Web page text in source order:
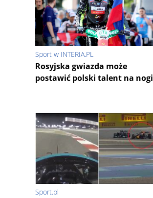
Sport w INTERIA.PL
Rosyjska gwiazda może
postawić polski talent na nogi
Sport.pl